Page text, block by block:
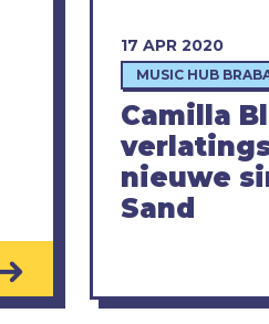
Camilla
nieuwe
Sand
17 APR 2020
MUSIC HUB